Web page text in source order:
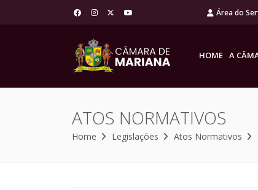
Área do
HOME A
ATOS NORMATIVOS
Home Legislações Atos Normativos